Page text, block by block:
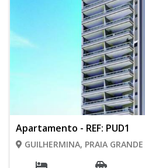
Apartamento - REF: PUD1
GUILHERMINA, PRAIA